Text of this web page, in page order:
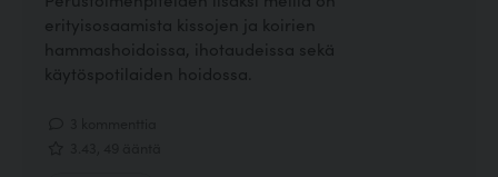
erityisosaamista kissojen ja koirien
hammashoidoissa, ihotaudeissa sekä
käytöspotilaiden hoidossa.